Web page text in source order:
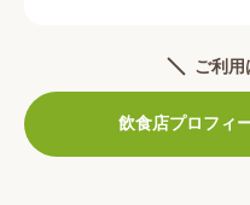
ご利用
飲食店プロフィ